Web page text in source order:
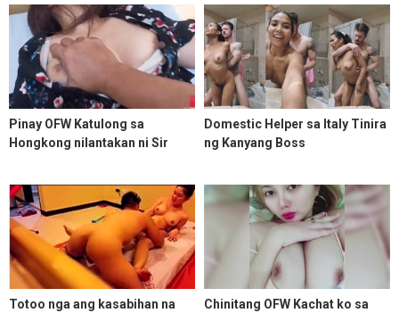
Pinay OFW Katulong sa
Hongkong nilantakan ni Sir
Domestic Helper sa Italy Tinira
ng Kanyang Boss
Totoo nga ang kasabihan na
Chinitang OFW Kachat ko sa